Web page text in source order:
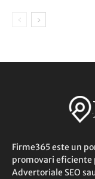
Firme365 este un
promovari eficiente
Advertoriale SEO